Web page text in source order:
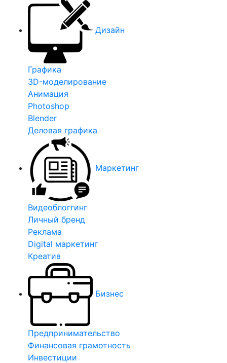
Дизайн
Графика
3D-моделирование
Анимация
Photoshop
Blender
Деловая графика
Маркетинг
Видеоблоггинг
Личный бренд
Реклама
Digital маркетинг
Креатив
Бизнес
Предпринимательство
Финансовая грамотность
Инвестиции